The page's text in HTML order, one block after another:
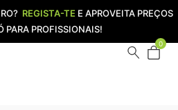
REGISTA-TE E APROVEITA PREÇOS
PARA PROFISSIONAIS!
0